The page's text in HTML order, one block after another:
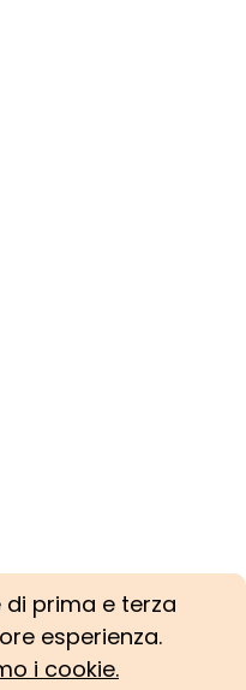
di prima e terza
esperienza.
i cookie.